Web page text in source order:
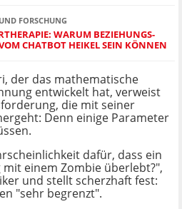
FORSCHUNG
WARUM BEZIEHUNGS-
CHATBOT HEIKEL SEIN KÖNNEN
der das mathematische
entwickelt hat, verweist
die mit seiner
Denn einige Parameter
dafür, dass ein
mit einem Zombie überlebt?",
und stellt scherzhaft fest:
"sehr begrenzt".